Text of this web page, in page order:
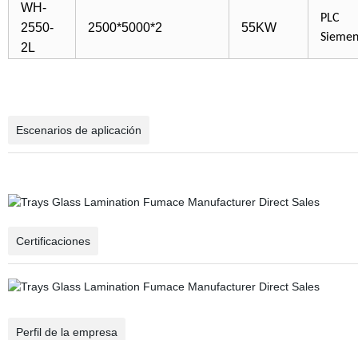
WH-
2550-
2L
2500*5000*2 55KW
PLC
Escenarios de aplicación
Certificaciones
Perfil de la empresa